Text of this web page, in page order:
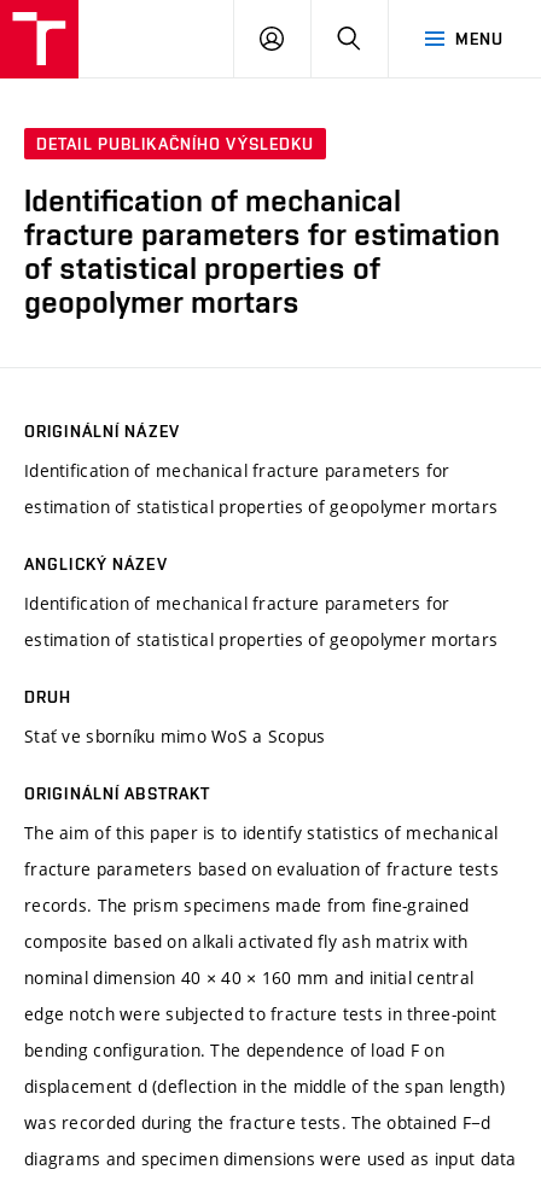
MENU
PŘIHLÁSIT
DETAIL PUBLIKAČNÍHO VÝSLEDKU
Identification of mechanical
fracture parameters for estimation
of statistical properties of
geopolymer mortars
ORIGINÁLNÍ NÁZEV
Identification of mechanical fracture parameters for
estimation of statistical properties of geopolymer mortars
ANGLICKÝ NÁZEV
Identification of mechanical fracture parameters for
estimation of statistical properties of geopolymer mortars
DRUH
Stať ve sborníku mimo WoS a Scopus
ORIGINÁLNÍ ABSTRAKT
The aim of this paper is to identify statistics of mechanical
fracture parameters based on evaluation of fracture tests
records. The prism specimens made from fine-grained
composite based on alkali activated fly ash matrix with
nominal dimension 40 × 40 × 160 mm and initial central
edge notch were subjected to fracture tests in three-point
bending configuration. The dependence of load F on
displacement d (deflection in the middle of the span length)
was recorded during the fracture tests. The obtained F−d
diagrams and specimen dimensions were used as input data